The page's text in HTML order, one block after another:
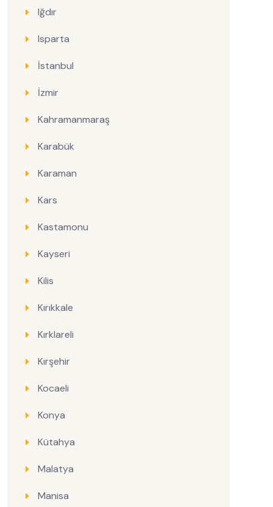
Iğdır
Isparta
İstanbul
İzmir
Kahramanmaraş
Karabük
Karaman
Kars
Kastamonu
Kayseri
Kilis
Kırıkkale
Kırklareli
Kırşehir
Kocaeli
Konya
Kütahya
Malatya
Manisa